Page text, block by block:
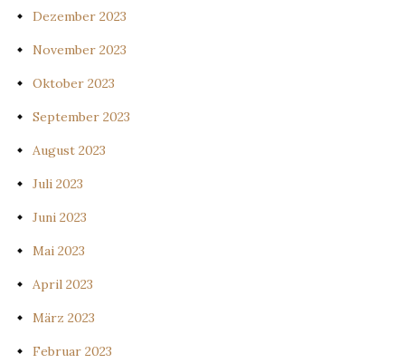
Dezember 2023
November 2023
Oktober 2023
September 2023
August 2023
Juli 2023
Juni 2023
Mai 2023
April 2023
März 2023
Februar 2023